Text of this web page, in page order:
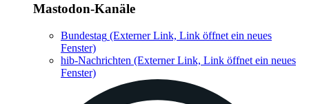
Mastodon-Kanäle
Bundestag (Externer Link, Link öffnet ein neues
Fenster)
hib-Nachrichten (Externer Link, Link öffnet ein neues
Fenster)